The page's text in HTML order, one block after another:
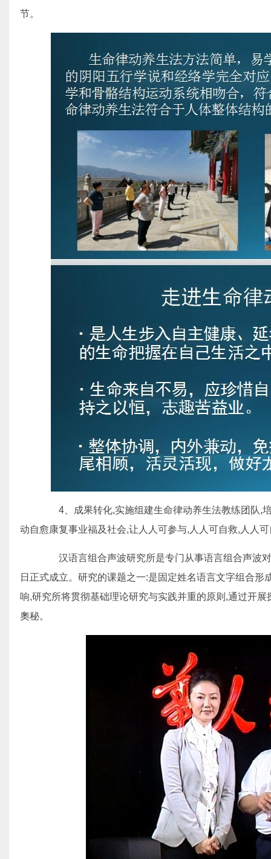
节。
4、成果转化,实施组建生命律动养生法教练团队,
动自愈康复事业福及社会,让人人可参与,人人可自救,人人
汉语言组合声波研究所是专门从事语言组合声波
日正式成立。研究的课题之一:是固定姓名语言文字组合
响,研究所将贯彻基础理论研究与实践并重的原则,通过开
奧秘。